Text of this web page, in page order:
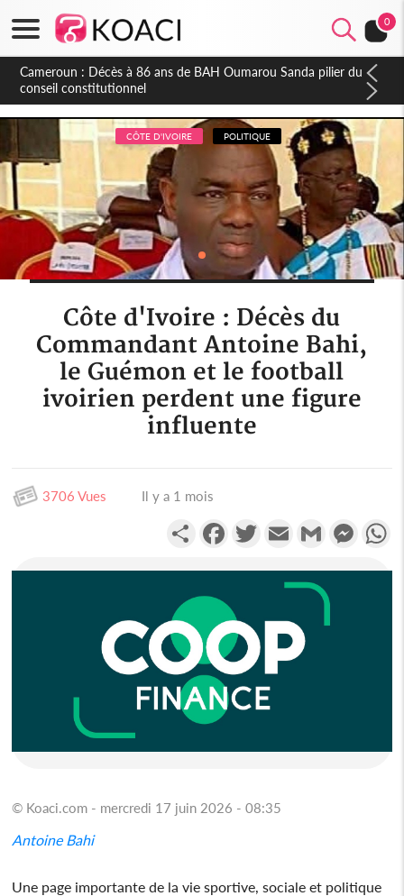
0
Côte d'Ivoire : Indépendance, plusieurs véhicules mis en
fourrière pour conduite en sens inverse
CÔTE D'IVOIRE POLITIQUE
Côte d'Ivoire : Décès du
Commandant Antoine Bahi,
le Guémon et le football
ivoirien perdent une figure
influente
3706 Vues Il y a 1 mois
PartagerFacebookTwitterEmail Gmail
© Koaci.com - mercredi 17 juin 2026 - 08:35
Antoine Bahi
Une page importante de la vie sportive, sociale et politique